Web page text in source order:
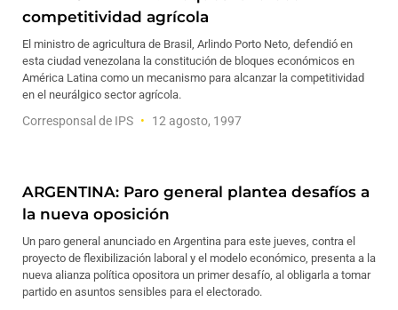
competitividad agrícola
El ministro de agricultura de Brasil, Arlindo Porto Neto, defendió en
esta ciudad venezolana la constitución de bloques económicos en
América Latina como un mecanismo para alcanzar la competitividad
en el neurálgico sector agrícola.
Corresponsal de IPS 12 agosto, 1997
ARGENTINA: Paro general plantea desafíos a
la nueva oposición
Un paro general anunciado en Argentina para este jueves, contra el
proyecto de flexibilización laboral y el modelo económico, presenta a la
nueva alianza política opositora un primer desafío, al obligarla a tomar
partido en asuntos sensibles para el electorado.